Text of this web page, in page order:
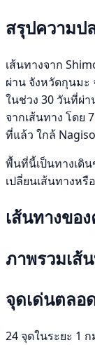
สรุปความป
เส้นทางจาก
ผ่าน จังหวัดกุนมะ
ในช่วง 30 วันที่ผ่
จากเส้นทาง โดย
ที่แล้ว ใกล้
พื้นที่นี้เป็นทางเดิ
เปลี่ยนเส้นทางหรื
เส้นทางขอ
ภาพรวมเส้
จุดเด่นตลอ
24 จุดในระยะ 1